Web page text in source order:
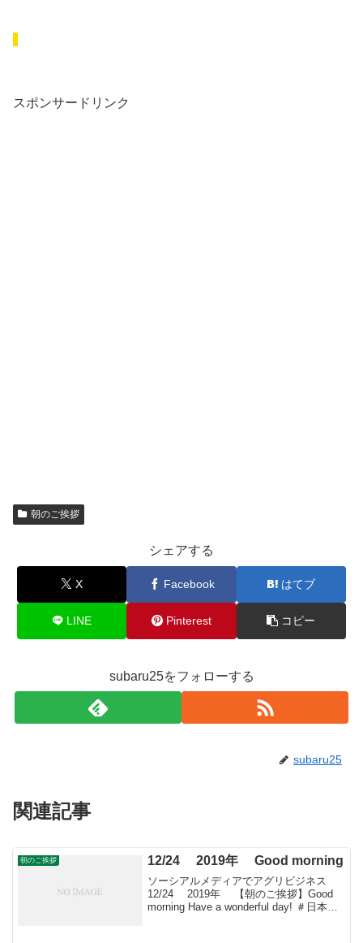
スポンサードリンク
朝のご挨拶
シェアする
X Facebook はてブ
LINE Pinterest コピー
subaru25をフォローする
subaru25
関連記事
朝のご挨拶 12/24 2019年 Good morning
ソーシアルメディアでアグリビジネス
12/24 2019年 【朝のご挨拶】Good
morning Have a wonderful day! ＃日本農